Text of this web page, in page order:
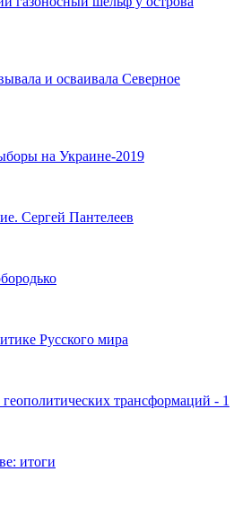
и осваивала Северное
на Украине-2019
Сергей Пантелеев
Русского мира
трансформаций - 1
итоги